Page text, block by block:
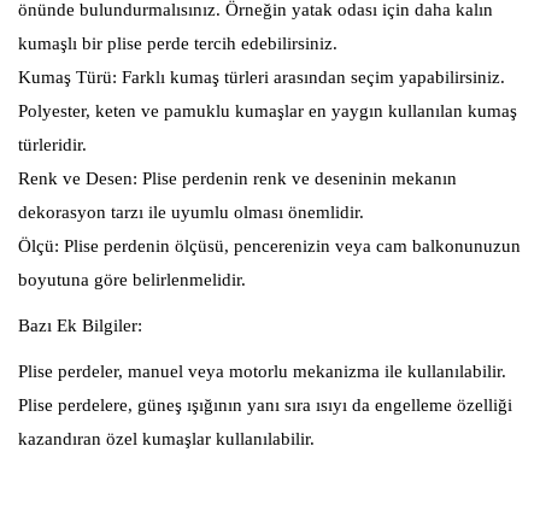
önünde bulundurmalısınız. Örneğin yatak odası için daha kalın
kumaşlı bir plise perde tercih edebilirsiniz.
Kumaş Türü: Farklı kumaş türleri arasından seçim yapabilirsiniz.
Polyester, keten ve pamuklu kumaşlar en yaygın kullanılan kumaş
türleridir.
Renk ve Desen: Plise perdenin renk ve deseninin mekanın
dekorasyon tarzı ile uyumlu olması önemlidir.
Ölçü: Plise perdenin ölçüsü, pencerenizin veya cam balkonunuzun
boyutuna göre belirlenmelidir.
Bazı Ek Bilgiler:
Plise perdeler, manuel veya motorlu mekanizma ile kullanılabilir.
Plise perdelere, güneş ışığının yanı sıra ısıyı da engelleme özelliği
kazandıran özel kumaşlar kullanılabilir.